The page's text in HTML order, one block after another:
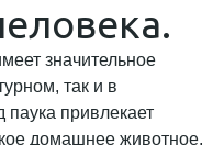
значительное
так и в
паука привлекает
домашнее животное,